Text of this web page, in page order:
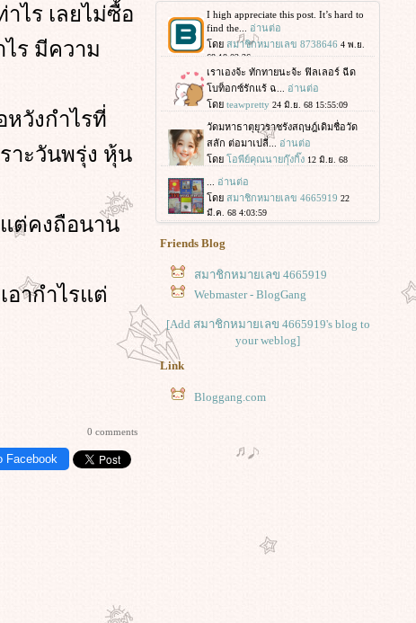
ไร เลยไม่ซื้อ
ร มีความ
วังกำไรที่
าะวันพรุ่ง หุ้น
ต่คงถือนาน
ากำไรแต่
0 comments
Facebook
Friends Blog
สมาชิกหมายเลข 4665919
Webmaster - BlogGang
[Add สมาชิกหมายเลข 4665919's blog to
your weblog]
Link
Bloggang.com